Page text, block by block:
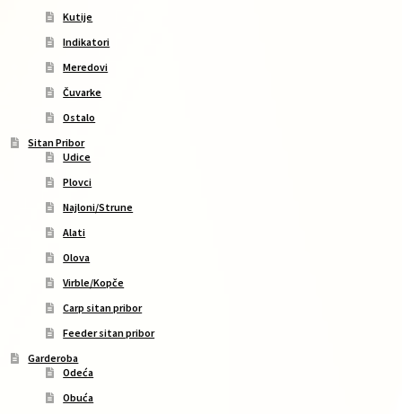
Kutije
Indikatori
Meredovi
Čuvarke
Ostalo
Sitan Pribor
Udice
Plovci
Najloni/Strune
Alati
Olova
Virble/Kopče
Carp sitan pribor
Feeder sitan pribor
Garderoba
Odeća
Obuća